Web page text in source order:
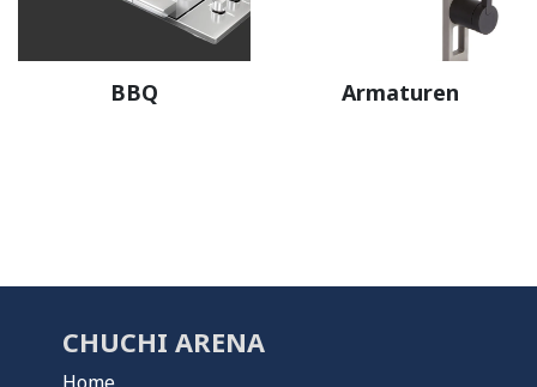
BBQ Armaturen
CHUCHI ARENA